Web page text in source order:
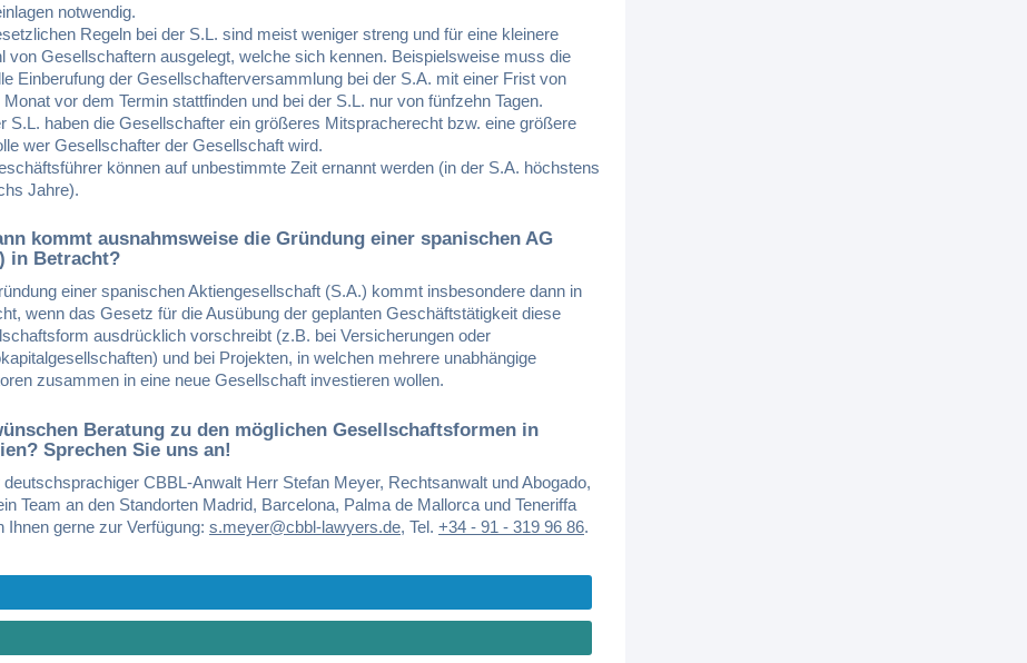
notwendig.
Regeln bei der S.L. sind meist weniger streng und für eine kleinere
von Gesellschaftern ausgelegt, welche sich kennen. Beispielsweise muss die
Einberufung der Gesellschafterversammlung bei der S.A. mit einer Frist von
vor dem Termin stattfinden und bei der S.L. nur von fünfzehn Tagen.
S.L. haben die Gesellschafter ein größeres Mitspracherecht bzw. eine größere
wer Gesellschafter der Gesellschaft wird.
können auf unbestimmte Zeit ernannt werden (in der S.A. höchstens
Jahre).
kommt ausnahmsweise die Gründung einer spanischen AG
in Betracht?
einer spanischen Aktiengesellschaft (S.A.) kommt insbesondere dann in
wenn das Gesetz für die Ausübung der geplanten Geschäftstätigkeit diese
ausdrücklich vorschreibt (z.B. bei Versicherungen oder
und bei Projekten, in welchen mehrere unabhängige
zusammen in eine neue Gesellschaft investieren wollen.
Beratung zu den möglichen Gesellschaftsformen in
Sprechen Sie uns an!
deutschsprachiger CBBL-Anwalt Herr Stefan Meyer, Rechtsanwalt und Abogado,
Team an den Standorten Madrid, Barcelona, Palma de Mallorca und Teneriffa
Ihnen gerne zur Verfügung: s.meyer@cbbl-lawyers.de, Tel. +34 - 91 - 319 96 86.